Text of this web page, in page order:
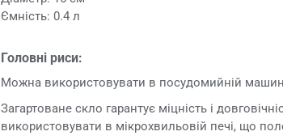
Ємність: 0.4 л
Головні риси:
Можна використовувати в посудомийній
Загартоване скло гарантує міцність і
використовувати в мікрохвильовій печі, що